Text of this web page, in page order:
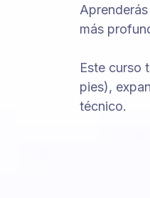
más
Este curso
pies),
técnico.